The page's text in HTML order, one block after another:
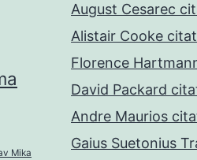
Mika
August Cesarec
Alistair Cooke citat
Florence
David Packard
Andre Maurios
Gaius Suetonius